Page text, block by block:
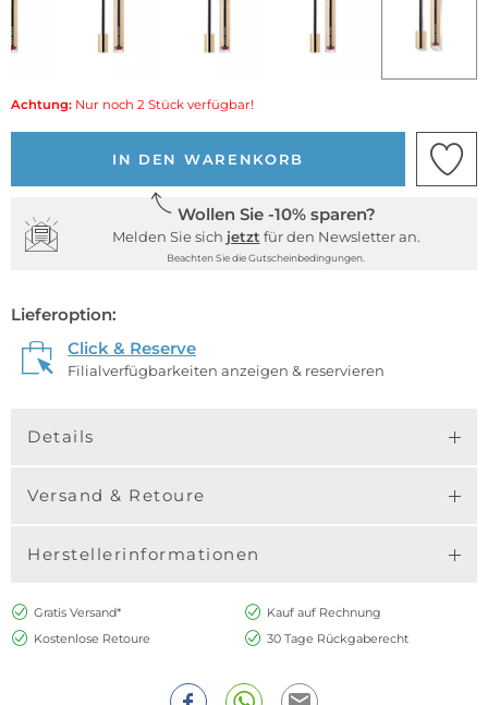
Achtung: Nur noch 2 Stück verfügbar!
IN DEN WARENKORB
Wollen Sie -10% sparen?
Melden Sie sich jetzt für den Newsletter an.
Beachten Sie die Gutscheinbedingungen.
Lieferoption:
Click & Reserve
Filialverfügbarkeiten anzeigen & reservieren
Details
Versand & Retoure
Herstellerinformationen
Gratis Versand*
Kauf auf Rechnung
Kostenlose Retoure
30 Tage Rückgaberecht